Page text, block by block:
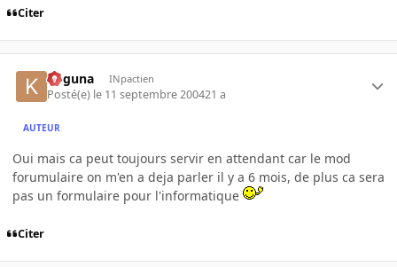
Citer
Koguna INpactien
Posté(e) le 11 septembre 200421 a
AUTEUR
Oui mais ca peut toujours servir en attendant car le mod
forumulaire on m'en a deja parler il y a 6 mois, de plus ca sera
pas un formulaire pour l'informatique
Citer